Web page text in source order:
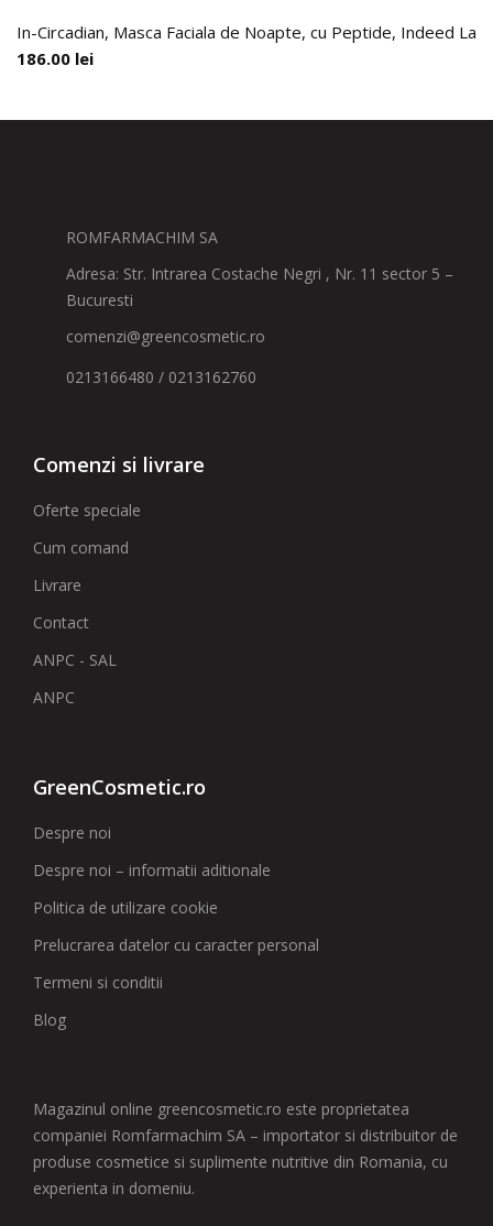
In-Circadian, Masca Faciala de Noapte, cu Peptide, Indeed
186.00 lei
ROMFARMACHIM SA
Adresa: Str. Intrarea Costache Negri , Nr. 11 sector 5 –
Bucuresti
comenzi@greencosmetic.ro
0213166480 / 0213162760
Comenzi si livrare
Oferte speciale
Cum comand
Livrare
Contact
ANPC - SAL
ANPC
GreenCosmetic.ro
Despre noi
Despre noi – informatii aditionale
Politica de utilizare cookie
Prelucrarea datelor cu caracter personal
Termeni si conditii
Blog
Magazinul online greencosmetic.ro este proprietatea
companiei Romfarmachim SA – importator si distribuitor de
produse cosmetice si suplimente nutritive din Romania, cu
experienta in domeniu.